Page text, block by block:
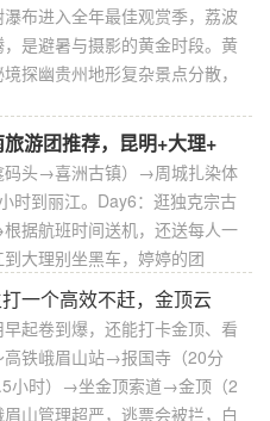
布进入全年最佳观赏季，荔波
是避暑与摄影的黄金时段。黄
探幽贵州地形复杂景点分散，
游团推荐，昆明+大理+
码头→喜洲古镇）→周城扎染体
时到丽江。Day6：逛独克宗古
据航班时间送机，还送每人一
大理别坐黑车，婷婷的团
一个高效不赶，金顶云
起卷到爆，还能打卡金顶、看
高铁峨眉山站→报国寺（20分
小时）→坐金顶索道→金顶（2
山管理超严，逃票会被拦，白